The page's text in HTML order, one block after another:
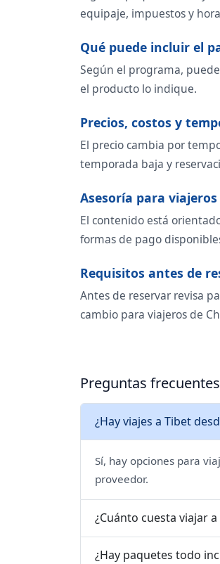
equipaje, impuestos y
Qué puede incluir el
Según el programa,
el producto lo indique.
Precios, costos y
El precio cambia por
temporada baja y
Asesoría para viajeros
El contenido está
formas de pago
Requisitos antes de
Antes de reservar revisa
cambio para viajeros de
Preguntas
¿Hay viajes a Tibet
Sí, hay opciones para
proveedor.
¿Cuánto cuesta viajar
¿Hay paquetes todo